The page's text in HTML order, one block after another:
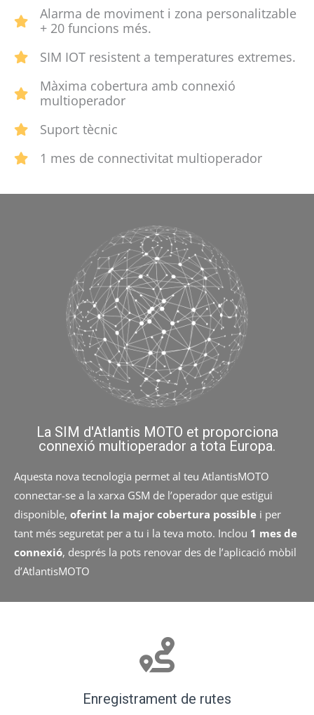
Alarma de moviment i zona personalitzable
+ 20 funcions més.
SIM IOT resistent a temperatures extremes.
Màxima cobertura amb connexió
multioperador
Suport tècnic
1 mes de connectivitat multioperador
La SIM d'Atlantis MOTO et proporciona
connexió multioperador a tota Europa.
Aquesta nova tecnologia permet al teu AtlantisMOTO
connectar-se a la xarxa GSM de l’operador que estigui
disponible, oferint la major cobertura possible i per
tant més seguretat per a tu i la teva moto. Inclou 1 mes de
connexió, després la pots renovar des de l’aplicació mòbil
d’AtlantisMOTO
Enregistrament de rutes